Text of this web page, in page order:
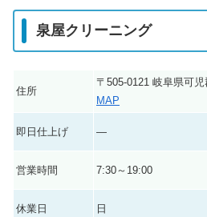
泉屋クリーニング
住所
〒505-0121 岐阜県可
MAP
即日仕上げ ―
営業時間 7:30～19:00
休業日 日